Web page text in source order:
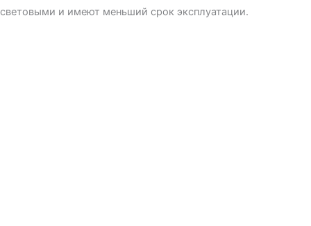
световыми и имеют меньший срок эксплуатации.